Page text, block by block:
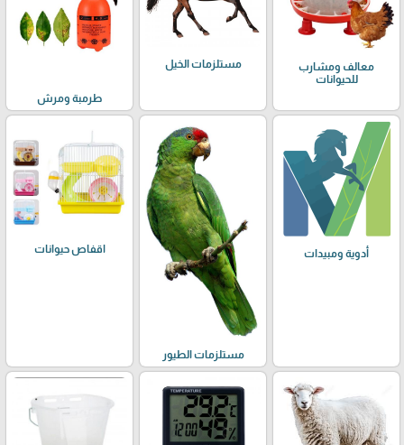
معالف ومشارب
للحيوانات
مستلزمات الخيل
طرمبة ومرش
أدوية ومبيدات
مستلزمات الطيور
اقفاص حيوانات